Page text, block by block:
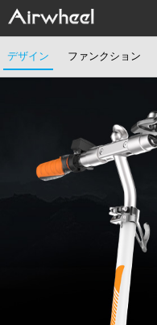
製品
Sharing & Rental
デザイン ファンクション